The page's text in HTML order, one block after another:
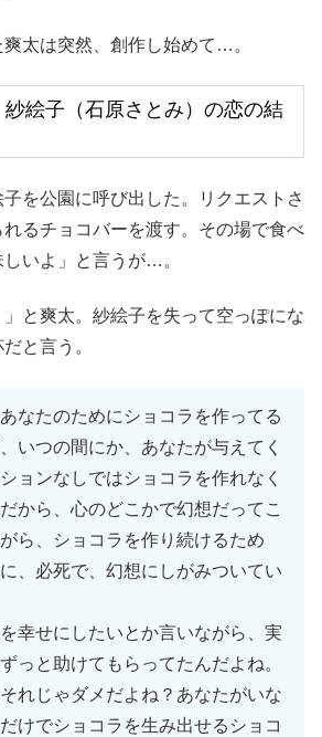
太は突然、創作し始めて…。
絵子（石原さとみ）の恋の結
を公園に呼び出した。リクエストさ
るチョコバーを渡す。その場で食べ
いよ」と言うが…。
」と爽太。紗絵子を失って空っぽにな
と言う。
なたのためにショコラを作ってる
いつの間にか、あなたが与えてく
ョンなしではショコラを作れなく
から、心のどこかで幻想だってこ
ら、ショコラを作り続けるため
、必死で、幻想にしがみついてい
幸せにしたいとか言いながら、実
っと助けてもらってたんだよね。
れじゃダメだよね？あなたがいな
けでショコラを生み出せるショコ